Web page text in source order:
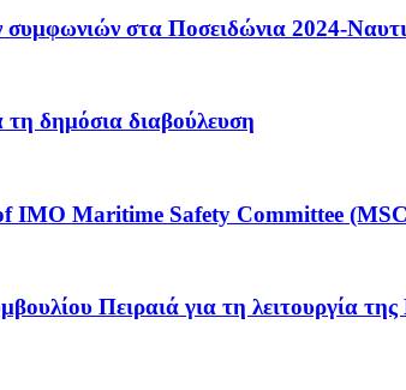
στα Ποσειδώνια 2024-
δημόσια διαβούλευση
IMO Maritime Safety Committee
Πειραιά για τη λειτουργία